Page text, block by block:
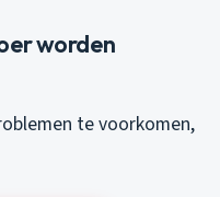
worden
te voorkomen,